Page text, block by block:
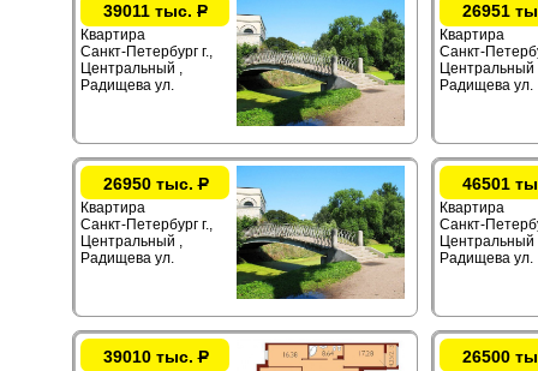
39011 тыс. Р
Квартира
Санкт-Петербург г.,
Центральный ,
Радищева ул.
26951
Квартира
Санкт-
Центральный
Радищева ул.
26950 тыс.Р
Квартира
Санкт-Петербург г.,
Центральный ,
Радищева ул.
46501
Квартира
Санкт-
Центральный
Радищева ул.
39010 тыс.Р 26500